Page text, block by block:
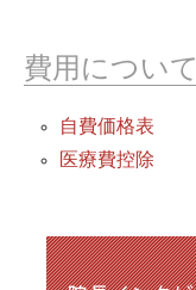
費用について
自費価格表
医療費控除